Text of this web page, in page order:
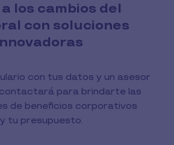
los cambios del
con soluciones
con tus datos y un asesor
para brindarte las
de beneficios corporativos
tu presupuesto.